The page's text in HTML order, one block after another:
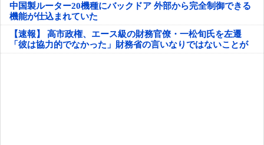
中国製ルーター20機種にバックドア 外部から完全制御できる
機能が仕込まれていた
【速報】 高市政権、エース級の財務官僚・一松旬氏を左遷
「彼は協力的でなかった」財務省の言いなりではないことが
判明